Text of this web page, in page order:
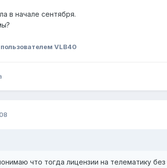
в начале сентября.
пользователем VLB40
что тогда лицензии на телематику